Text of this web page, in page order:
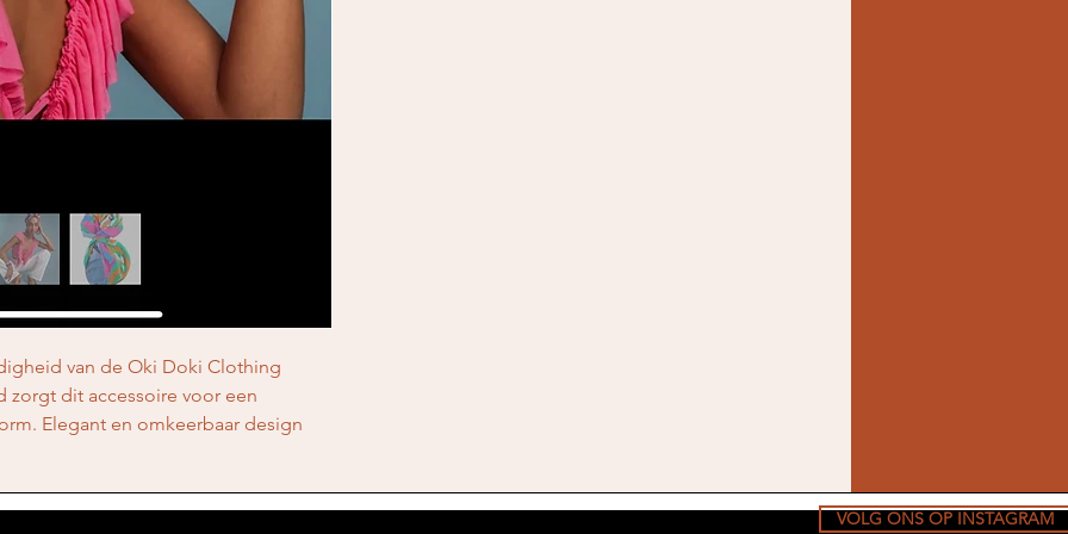
van de Oki Doki Clothing
zorgt dit accessoire voor een
Elegant en omkeerbaar design
elegantie.
VOLG ONS OP INSTAGRAM